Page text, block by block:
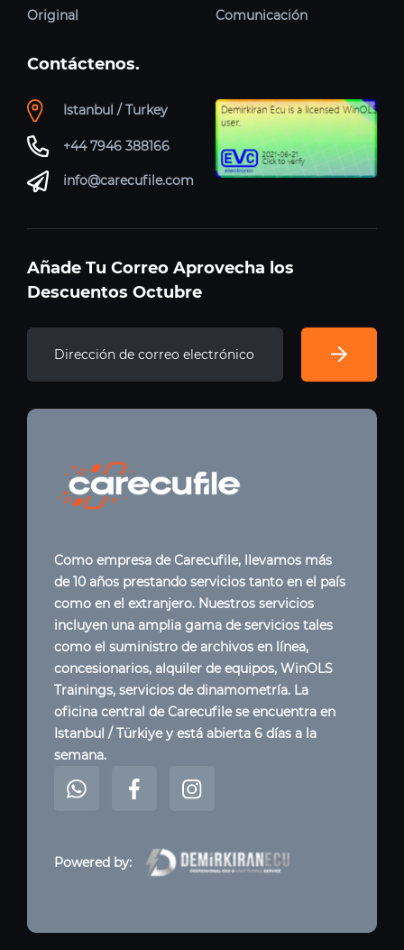
Original
Comunicación
Contáctenos.
Istanbul / Turkey
+44 7946 388166
info@carecufile.com
Añade Tu Correo Aprovecha los
Descuentos Octubre
Como empresa de Carecufile, llevamos más
de 10 años prestando servicios tanto en el país
como en el extranjero. Nuestros servicios
incluyen una amplia gama de servicios tales
como el suministro de archivos en línea,
concesionarios, alquiler de equipos, WinOLS
Trainings, servicios de dinamometría. La
oficina central de Carecufile se encuentra en
Istanbul / Türkiye y está abierta 6 días a la
semana.
Powered by: